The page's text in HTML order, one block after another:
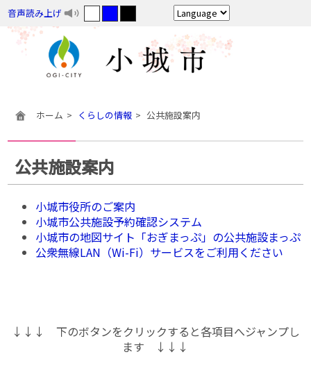
音声読み上げ
ホーム くらしの情報 公共施設案内
公共施設案内
小城市役所のご案内
小城市公共施設予約確認システム
小城市の地図サイト「おぎまっぷ」の公共施設まっぷ
公衆無線LAN（Wi-Fi）サービスをご利用ください
↓↓↓ 下のボタンをクリックすると各項目へジャンプし
ます ↓↓↓